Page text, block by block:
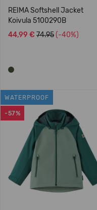
REIMA Softshell Jacket
Koivula 5100290B
44,99 € 74.95 (-40%)
-57%
WATERPROOF